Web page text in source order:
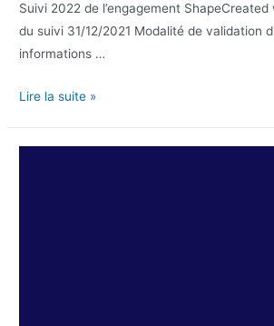
Suivi 2022 de l’engagement
du suivi 31/12/2021 Modalité de validation
informations …
Lire la suite »